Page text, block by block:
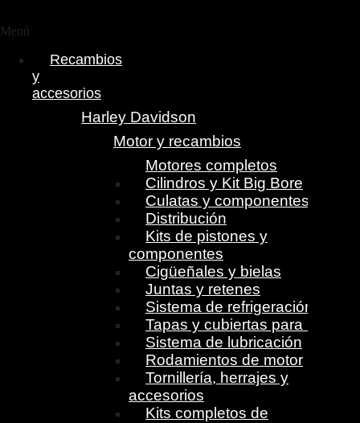
Menú
Recambios
y
accesorios
Harley Davidson
Motor y recambios
Motores completos
Cilindros y Kit Big Bore
Culatas y componentes
Distribución
Kits de pistones y
componentes
Cigüeñales y bielas
Juntas y retenes
Sistema de refrigeración
Tapas y cubiertas para motor
Sistema de lubricación
Rodamientos de motor
Tornillería, herrajes y
accesorios
Kits completos de